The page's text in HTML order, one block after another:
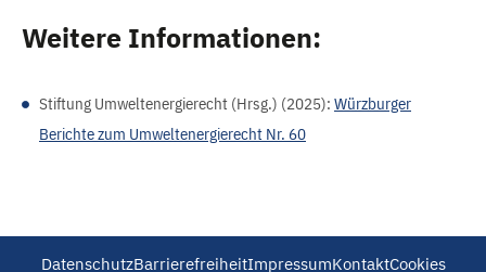
Weitere Informationen:
Stiftung Umweltenergierecht (Hrsg.) (2025): Würzburger
Berichte zum Umweltenergierecht Nr. 60
DatenschutzBarrierefreiheitImpressumKontaktCookies